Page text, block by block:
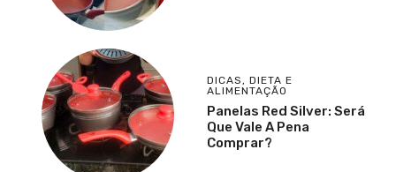
DICAS, DIETA E
ALIMENTAÇÃO
Panelas Red Silver: Será
Que Vale A Pena
Comprar?